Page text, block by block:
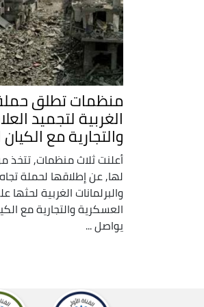
منظمات تطلق
الغربية لتجميد
والتجارية مع
أعلنت ثلاث منظمات,
لها, عن إطلاقها لحملة
والبرلمانات الغربية لحثها
العسكرية والتجارية مع
يواصل ...